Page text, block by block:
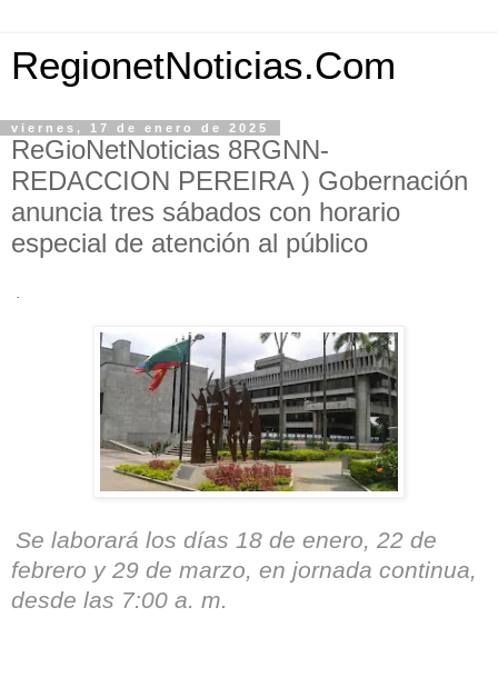
RegionetNoticias.Com
viernes, 17 de enero de 2025
ReGioNetNoticias 8RGNN-
REDACCION PEREIRA ) Gobernación
anuncia tres sábados con horario
especial de atención al público
·
Se laborará los días 18 de enero, 22 de
febrero y 29 de marzo, en jornada continua,
desde las 7:00 a. m.